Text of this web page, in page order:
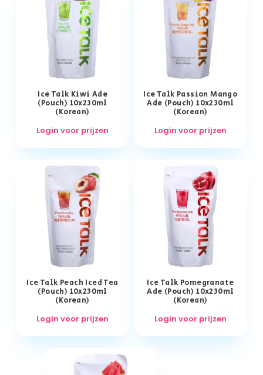
Ice Talk Kiwi Ade
(Pouch) 10x230ml
(Korean)
Login voor prijzen
Ice Talk Passion Mango
Ade (Pouch) 10x230ml
(Korean)
Login voor prijzen
Ice Talk Peach Iced Tea
(Pouch) 10x230ml
(Korean)
Login voor prijzen
Ice Talk Pomegranate
Ade (Pouch) 10x230ml
(Korean)
Login voor prijzen